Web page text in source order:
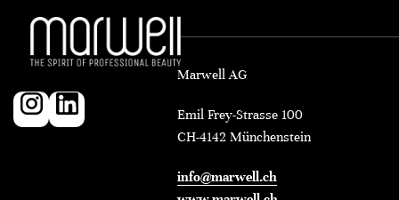
Marwell AG
Emil Frey-Strasse 100
CH-4142 Münchenstein
info@marwell.ch